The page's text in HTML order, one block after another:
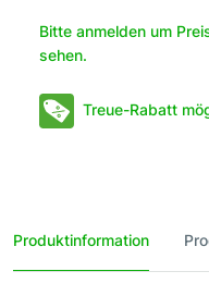
Bitte anmelden um
sehen.
Treue-Rabatt
Produktinformation